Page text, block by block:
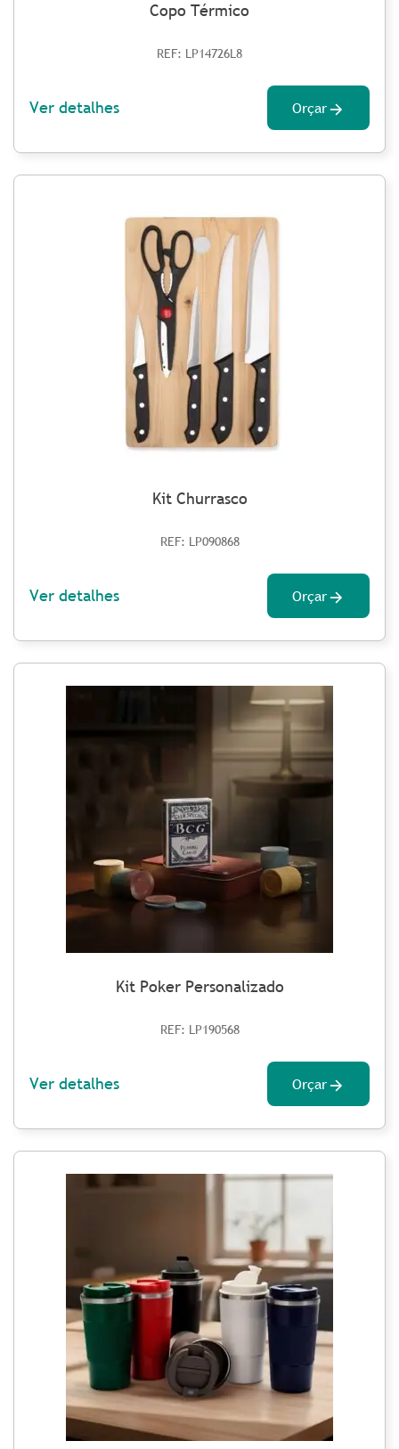
Copo Térmico
REF: LP14726L8
Ver detalhes Orçar
Kit Churrasco
REF: LP090868
Ver detalhes Orçar
Kit Poker Personalizado
REF: LP190568
Ver detalhes Orçar